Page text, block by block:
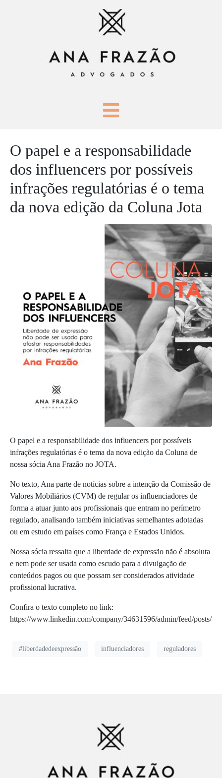
O papel e a responsabilidade
dos influencers por possíveis
infrações regulatórias é o tema
da nova edição da Coluna Jota
O papel e a responsabilidade dos influencers por possíveis
infrações regulatórias é o tema da nova edição da Coluna de
nossa sócia Ana Frazão no JOTA.
No texto, Ana parte de notícias sobre a intenção da Comissão de
Valores Mobiliários (CVM) de regular os influenciadores de
forma a atuar junto aos profissionais que entram no perímetro
regulado, analisando também iniciativas semelhantes adotadas
ou em estudo em países como França e Estados Unidos.
Nossa sócia ressalta que a liberdade de expressão não é absoluta
e nem pode ser usada como escudo para a divulgação de
conteúdos pagos ou que possam ser considerados atividade
profissional lucrativa.
Confira o texto completo no link:
https://www.linkedin.com/company/34631596/admin/feed/posts/
#liberdadedeexpressão influenciadores reguladores